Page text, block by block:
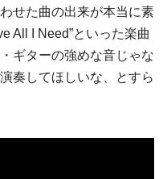
せた曲の出来が本当に素
All I Need”といった楽曲
ギターの強めな音じゃな
奏してほしいな、とすら